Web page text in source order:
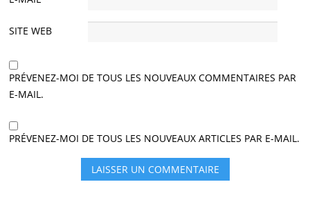
SITE WEB
PRÉVENEZ-MOI DE TOUS LES NOUVEAUX COMMENTAIRES PAR
E-MAIL.
PRÉVENEZ-MOI DE TOUS LES NOUVEAUX ARTICLES PAR E-MAIL.